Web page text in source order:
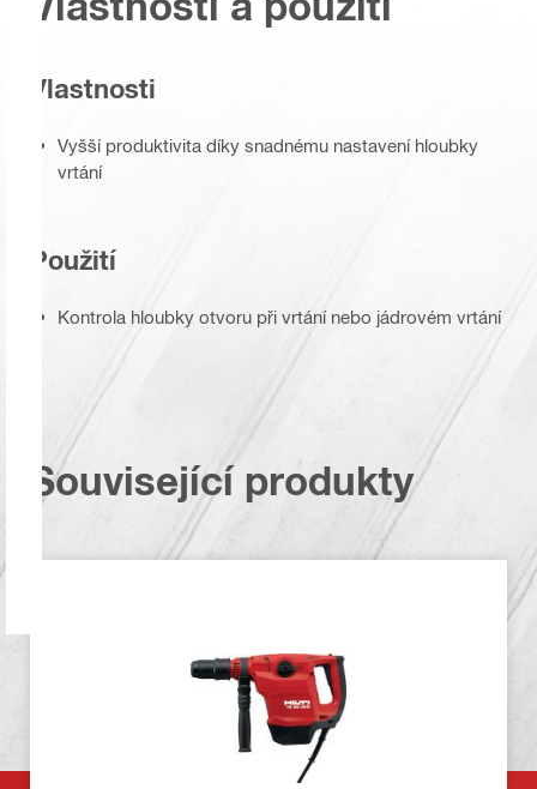
Vlastnosti
Vyšší produktivita díky snadnému nastavení hloubky
vrtání
Použití
Kontrola hloubky otvoru při vrtání nebo jádrovém vrtání
Související produkty